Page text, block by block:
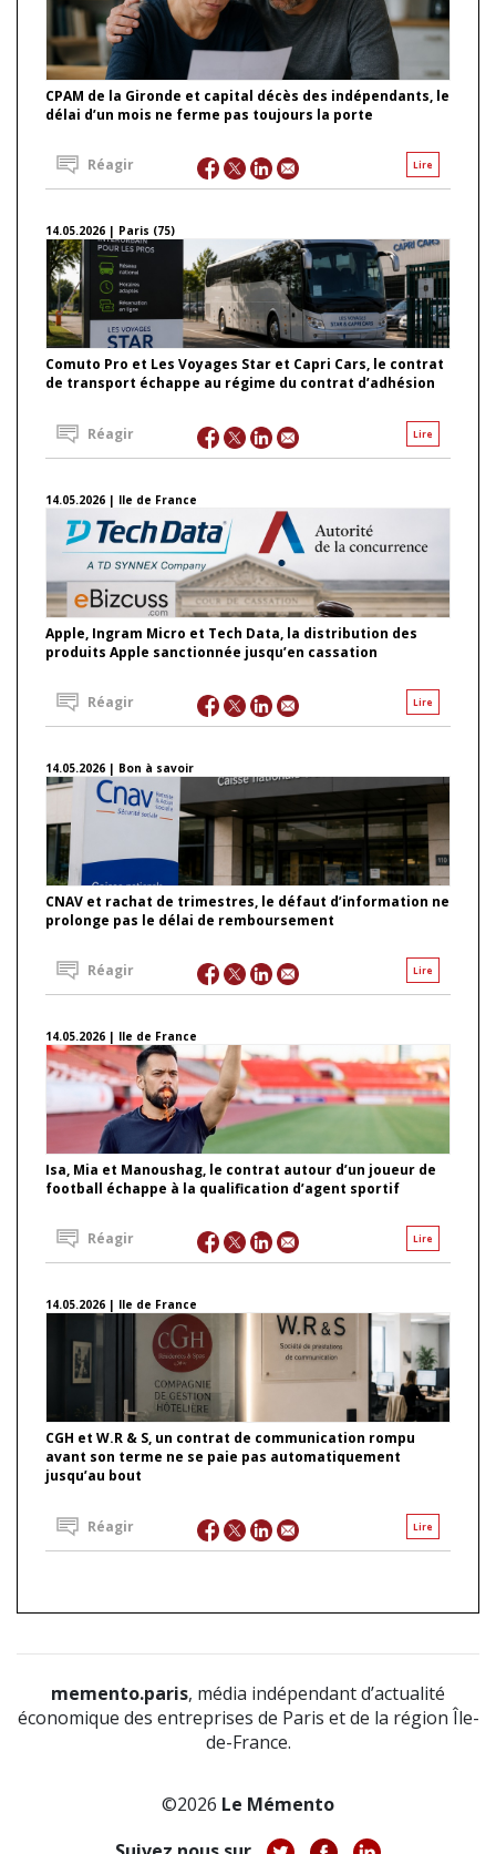
CPAM de la Gironde et capital décès des indépendants, le
délai d’un mois ne ferme pas toujours la porte
Lire
Réagir
14.05.2026 | Paris (75)
Comuto Pro et Les Voyages Star et Capri Cars, le contrat
de transport échappe au régime du contrat d’adhésion
Lire
Réagir
14.05.2026 | Ile de France
Apple, Ingram Micro et Tech Data, la distribution des
produits Apple sanctionnée jusqu’en cassation
Lire
Réagir
14.05.2026 | Bon à savoir
CNAV et rachat de trimestres, le défaut d’information ne
prolonge pas le délai de remboursement
Lire
Réagir
14.05.2026 | Ile de France
Isa, Mia et Manoushag, le contrat autour d’un joueur de
football échappe à la qualification d’agent sportif
Lire
Réagir
14.05.2026 | Ile de France
CGH et W.R & S, un contrat de communication rompu
avant son terme ne se paie pas automatiquement
jusqu’au bout
Lire
Réagir
memento.paris, média indépendant d’actualité
économique des entreprises de Paris et de la région Île-
de-France.
©2026 Le Mémento